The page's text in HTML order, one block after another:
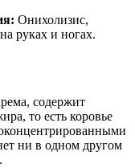
Онихолизис,
руках и ногах.
содержит
то есть коровье
ни в одном другом